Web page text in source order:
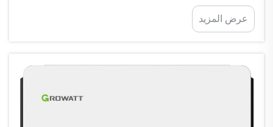
الكهربائية أمراً حاسماً لنجاح العمليات. ويُعَدّ المحول
أنظمة الطاقة المستقلة، التي تحوِّل...
عرض المزيد